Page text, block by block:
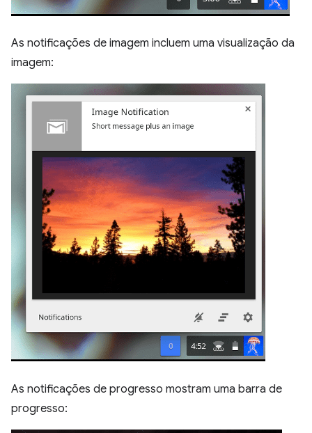
As notificações de imagem incluem uma visualização da
imagem:
As notificações de progresso mostram uma barra de
progresso: